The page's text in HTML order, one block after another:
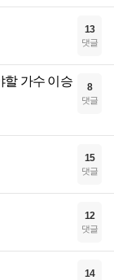
13
댓글
할 가수 이승
8
댓글
15
댓글
12
댓글
14